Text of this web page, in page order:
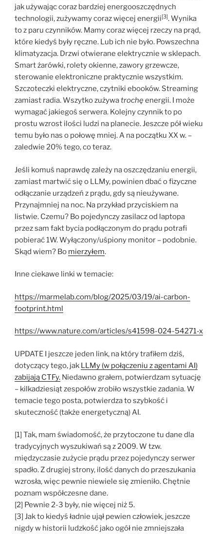
jak używając coraz bardziej energooszczędnych
technologii, zużywamy coraz więcej energii[3]. Wynika
to z paru czynników. Mamy coraz więcej rzeczy na prąd,
które kiedyś były ręczne. Lub ich nie było. Powszechna
klimatyzacja. Drzwi otwierane elektrycznie w sklepach.
Smart żarówki, rolety okienne, zawory grzewcze,
sterowanie elektroniczne praktycznie wszystkim.
Szczoteczki elektryczne, czytniki ebooków. Streaming
zamiast radia. Wszytko zużywatrochęenergii. I może
wymagać jakiegoś serwera. Kolejny czynnik to po
prostu wzrost ilości ludzi na planecie. Jeszcze pół wieku
temu było nas o połowę mniej. A na początku XX w. –
zaledwie 20% tego, co teraz.
Jeśli komuś naprawdę zależy na oszczędzaniu energii,
zamiast martwić się o LLMy, powinien dbać o fizyczne
odłączanie urządzeń z prądu, gdy są nieużywane.
Przynajmniej na noc. Na przykład przyciskiem na
listwie. Czemu? Bo pojedynczy zasilacz od laptopa
przez sam fakt bycia podłączonym do prądu potrafi
pobierać 1W. Wyłączony/uśpiony monitor – podobnie.
Skąd wiem? Bo mierzyłem.
Inne ciekawe linki w temacie:
https://marmelab.com/blog/2025/03/19/ai-carbon-
footprint.html
https://www.nature.com/articles/s41598-024-54271-x
UPDATE I jeszcze jeden link, na który trafiłem dziś,
dotyczący tego, jak LLMy (w połączeniu z agentami AI)
zabijają CTFy. Niedawno grałem, potwierdzam sytuację
– kilkadziesiąt zespołów zrobiło wszystkie zadania. W
temacie tego posta, potwierdza to szybkość i
skuteczność (także energetyczną) AI.
[1] Tak, mam świadomość, że przytoczone tu dane dla
tradycyjnych wyszukiwań są z 2009. W tzw.
międzyczasie zużycie prądu przez pojedynczy serwer
spadło. Z drugiej strony, ilość danych do przeszukania
wzrosła, więc pewnie niewiele się zmieniło. Chętnie
poznam współczesne dane.
[2] Pewnie 2-3 były, nie więcej niż 5.
[3] Jak to kiedyś ładnie ujął pewien człowiek, jeszcze
nigdy w historii ludzkość jako ogół nie zmniejszała